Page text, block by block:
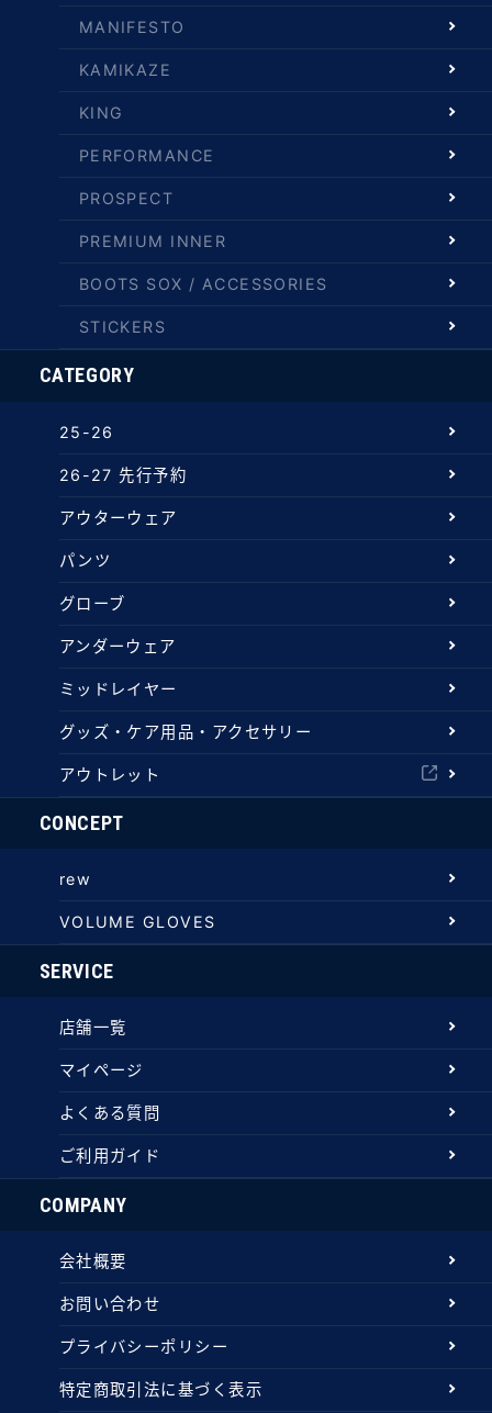
MANIFESTO
KAMIKAZE
KING
PERFORMANCE
PROSPECT
PREMIUM INNER
BOOTS SOX / ACCESSORIES
STICKERS
CATEGORY
25-26
26-27 先行予約
アウターウェア
パンツ
グローブ
アンダーウェア
ミッドレイヤー
グッズ・ケア用品・アクセサリー
アウトレット
CONCEPT
rew
VOLUME GLOVES
SERVICE
店舗一覧
マイページ
よくある質問
ご利用ガイド
COMPANY
会社概要
お問い合わせ
プライバシーポリシー
特定商取引法に基づく表示